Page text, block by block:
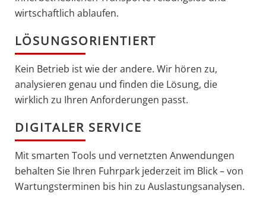
wirtschaftlich ablaufen.
LÖSUNGSORIENTIERT
Kein Betrieb ist wie der andere. Wir hören zu,
analysieren genau und finden die Lösung, die
wirklich zu Ihren Anforderungen passt.
DIGITALER SERVICE
Mit smarten Tools und vernetzten Anwendungen
behalten Sie Ihren Fuhrpark jederzeit im Blick – von
Wartungsterminen bis hin zu Auslastungsanalysen.